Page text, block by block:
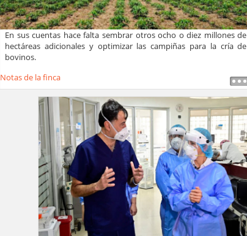
En sus cuentas hace falta sembrar otros ocho o diez millones de
hectáreas adicionales y optimizar las campiñas para la cría de
bovinos.
Notas de la finca